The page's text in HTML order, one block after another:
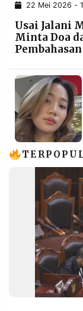
PENGADUAN
IKUTI
KAMI
RESOLUSI
MEDIA
PRAMUDITA
Resolusi.co
22 Mei 2026 -
Usai Jalani
Minta Doa